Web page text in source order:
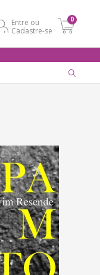
Entre ou
Cadastre-se
0